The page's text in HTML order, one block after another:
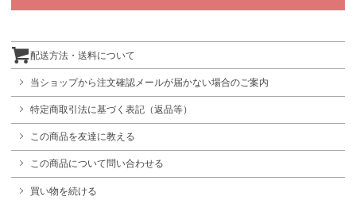
配送方法・送料について
当ショップから注文確認メールが届かない場合のご案内
特定商取引法に基づく表記（返品等）
この商品を友達に教える
この商品について問い合わせる
買い物を続ける